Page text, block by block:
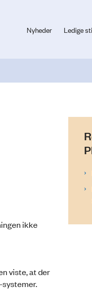
Nyheder Ledige
ikke
viste, at der